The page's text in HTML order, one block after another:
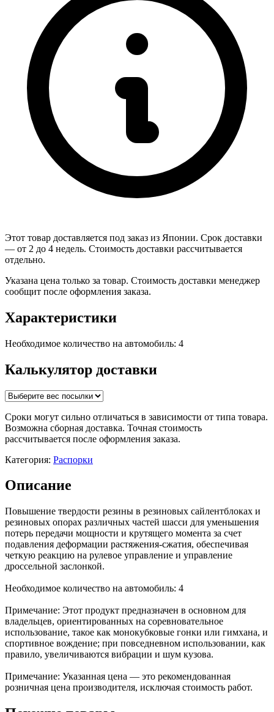
Этот товар доставляется под заказ из Японии. Срок доставки
— от 2 до 4 недель. Стоимость доставки рассчитывается
отдельно.
Указана цена только за товар. Стоимость доставки менеджер
сообщит после оформления заказа.
Характеристики
Необходимое количество на автомобиль: 4
Калькулятор доставки
Сроки могут сильно отличаться в зависимости от типа товара.
Возможна сборная доставка. Точная стоимость
рассчитывается после оформления заказа.
Категория: Распорки
Описание
Повышение твердости резины в резиновых сайлентблоках и
резиновых опорах различных частей шасси для уменьшения
потерь передачи мощности и крутящего момента за счет
подавления деформации растяжения-сжатия, обеспечивая
четкую реакцию на рулевое управление и управление
дроссельной заслонкой.
Необходимое количество на автомобиль: 4
Примечание: Этот продукт предназначен в основном для
владельцев, ориентированных на соревновательное
использование, такое как монокубковые гонки или гимхана, и
спортивное вождение; при повседневном использовании, как
правило, увеличиваются вибрации и шум кузова.
Примечание: Указанная цена — это рекомендованная
розничная цена производителя, исключая стоимость работ.